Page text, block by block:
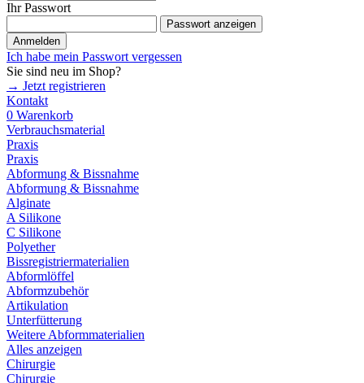
Ihr Passwort
Passwort anzeigen
Anmelden
Ich habe mein Passwort vergessen
Sie sind neu im Shop?
→ Jetzt registrieren
Kontakt
0 Warenkorb
Verbrauchsmaterial
Praxis
Praxis
Abformung & Bissnahme
Abformung & Bissnahme
Alginate
A Silikone
C Silikone
Polyether
Bissregistriermaterialien
Abformlöffel
Abformzubehör
Artikulation
Unterfütterung
Weitere Abformmaterialien
Alles anzeigen
Chirurgie
Chirurgie